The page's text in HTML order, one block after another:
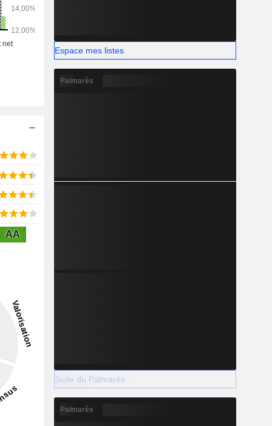
AA
Espace mes listes
Palmarès
Suite du Palmarès
Palmarès